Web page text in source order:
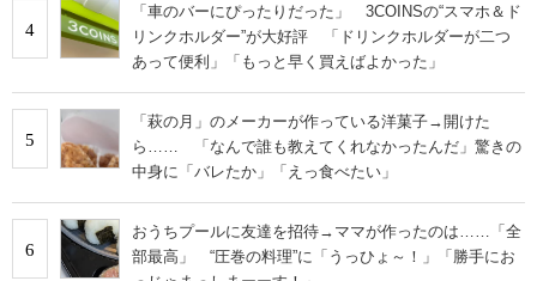
4
「車のバーにぴったりだった」 3COINSの“スマホ＆ド
リンクホルダー”が大好評 「ドリンクホルダーが二つ
あって便利」「もっと早く買えばよかった」
5
「萩の月」のメーカーが作っている洋菓子→開けた
ら…… 「なんで誰も教えてくれなかったんだ」驚きの
中身に「バレたか」「えっ食べたい」
6
おうちプールに友達を招待→ママが作ったのは……「全
部最高」 “圧巻の料理”に「うっひょ～！」「勝手にお